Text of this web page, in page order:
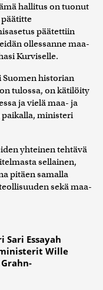
hallitus on tuonut
päätitte
päätettiin
ollessanne maa-
Kurviselle.
Suomen historian
tulossa, on kätilöity
ja vielä maa- ja
ministeri
yhteinen tehtävä
sellainen,
pitäen samalla
sekä maa-
Essayah
Wille